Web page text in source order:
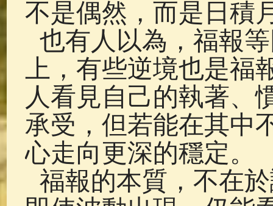
不是偶然，而是日積
也有人以為，福報
上，有些逆境也是
人看見自己的執著、
承受，但若能在其中
心走向更深的穩定。
福報的本質，不在